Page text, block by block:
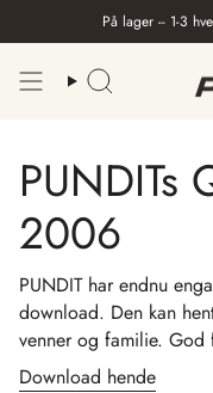
På lager -- 1-3
Søge
PUNDITs
2006
PUNDIT har endnu
download. Den kan
venner og familie. God
Download hende